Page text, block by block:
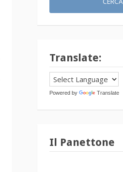
Translate:
Powered by Translate
Il Panettone